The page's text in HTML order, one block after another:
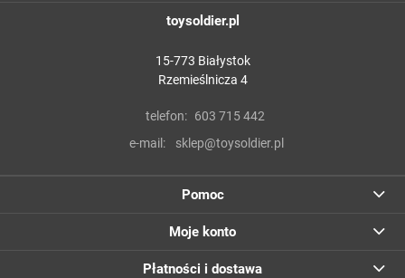
toysoldier.pl
15-773 Białystok
Rzemieślnicza 4
telefon: 603 715 442
e-mail:
sklep@toysoldier.pl
Pomoc
Moje konto
Płatności i dostawa